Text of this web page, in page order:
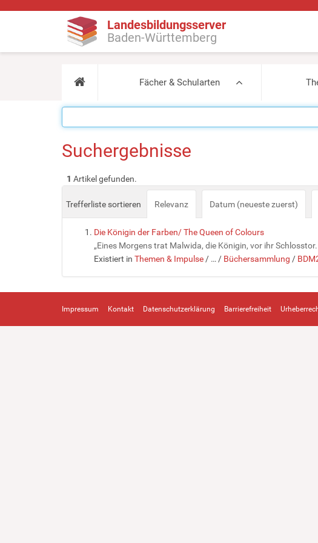
Landesbildungsserver
Baden-Württemberg
Fächer & Schularten
Suchergebnisse
1 Artikel gefunden.
Trefferliste sortieren Relevanz Datum (neueste zuerst)
Die Königin der Farben/ The Queen of Colours
„Eines Morgens trat Malwida, die Königin, vor ihr
Existiert in Themen & Impulse / … / Büchersammlung /
Impressum Kontakt Datenschutzerklärung Barrierefreiheit